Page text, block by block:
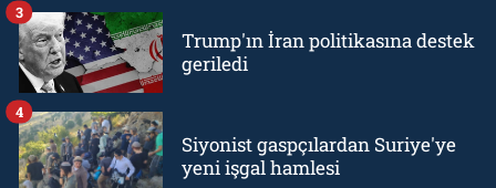
Trump'ın İran politikasına destek
geriledi
3
Siyonist gaspçılardan Suriye'ye
yeni işgal hamlesi
4